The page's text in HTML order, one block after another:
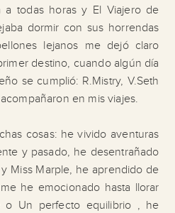
a todas horas y El Viajero de
dormir con sus horrendas
lejanos me dejó claro
destino, cuando algún día
se cumplió: R.Mistry, V.Seth
en mis viajes.
cosas: he vivido aventuras
y pasado, he desentrañado
Miss Marple, he aprendido de
he emocionado hasta llorar
o Un perfecto equilibrio , he